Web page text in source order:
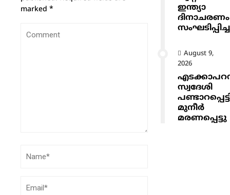
marked *
ഇന്ത്യാ
ദിനാചരണം
August 9,
2026
സ്വദേശി
മുനീർ
മരണപ്പെട്ടു